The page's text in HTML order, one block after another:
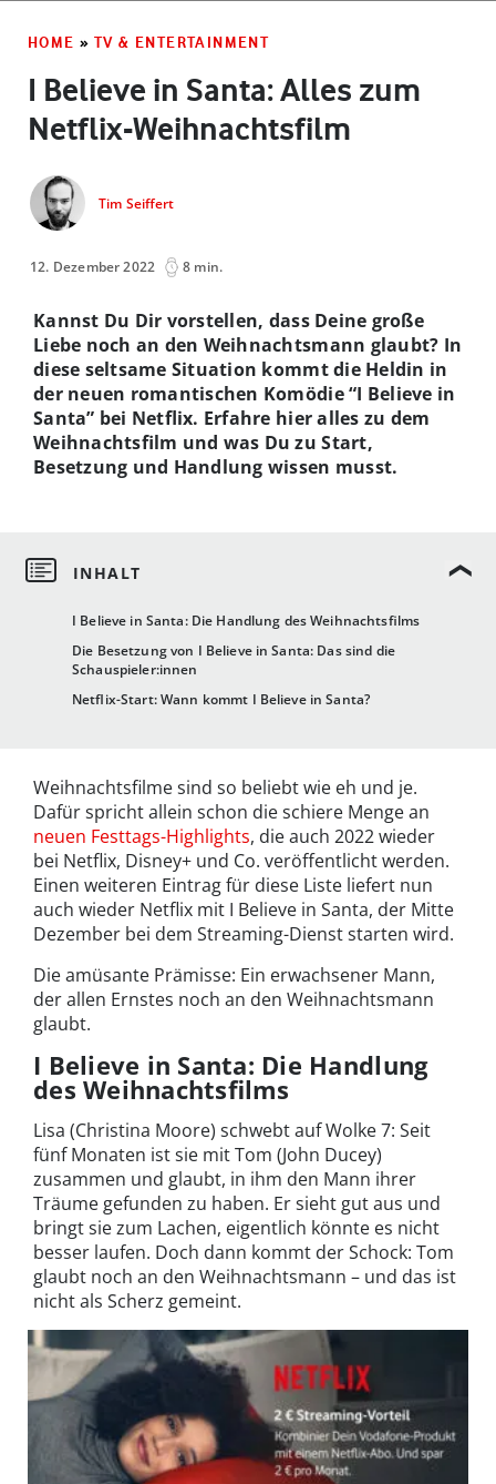
HOME » TV & ENTERTAINMENT
I Believe in Santa: Alles zum
Netflix-Weihnachtsfilm
Tim Seiffert
12. Dezember 2022 8 min.
I Believe in Santa: Die Handlung des Weihnachtsfilms
Die Besetzung von I Believe in Santa: Das sind die
Schauspieler:innen
Netflix-Start: Wann kommt I Believe in Santa?
Kannst Du Dir vorstellen, dass Deine große
Liebe noch an den Weihnachtsmann glaubt? In
diese seltsame Situation kommt die Heldin in
der neuen romantischen Komödie “I Believe in
Santa” bei Netflix. Erfahre hier alles zu dem
Weihnachtsfilm und was Du zu Start,
Besetzung und Handlung wissen musst.
Weihnachtsfilme sind so beliebt wie eh und je.
Dafür spricht allein schon die schiere Menge an
neuen Festtags-Highlights, die auch 2022 wieder
bei Netflix, Disney+ und Co. veröffentlicht werden.
Einen weiteren Eintrag für diese Liste liefert nun
auch wieder Netflix mit I Believe in Santa, der Mitte
Dezember bei dem Streaming-Dienst starten wird.
Die amüsante Prämisse: Ein erwachsener Mann,
der allen Ernstes noch an den Weihnachtsmann
glaubt.
I Believe in Santa: Die Handlung
des Weihnachtsfilms
Lisa (Christina Moore) schwebt auf Wolke 7: Seit
fünf Monaten ist sie mit Tom (John Ducey)
zusammen und glaubt, in ihm den Mann ihrer
Träume gefunden zu haben. Er sieht gut aus und
bringt sie zum Lachen, eigentlich könnte es nicht
besser laufen. Doch dann kommt der Schock: Tom
glaubt noch an den Weihnachtsmann – und das ist
nicht als Scherz gemeint.